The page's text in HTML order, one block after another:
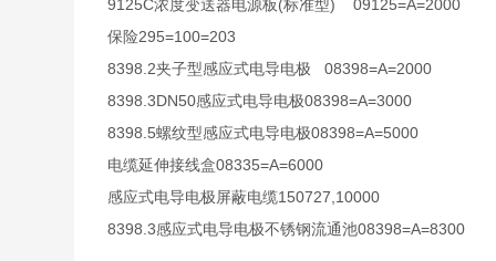
9125C浓度变送器电源板 (标准型) 09125=A=2000
保险295=100=203
8398.2夹子型感应式电导电极
08398=A=2000
8398.3DN50感应式电导电极08398=A=3000
8398.5螺纹型感应式电导电极08398=A=5000
电缆延伸接线盒08335=A=6000
感应式电导电极屏蔽电缆150727,10000
8398.3感应式电导电极不锈钢流通池08398=A=8300